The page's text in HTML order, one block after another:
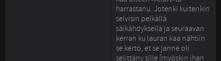
harrastanu. Jotenki kuitenkin
selvisin pelkällä
säikähdyksellä ja seuraavan
kerran ku lauran kaa nähtiin
se kerto, et se janne oli
selittäny sille [myöskin ihan